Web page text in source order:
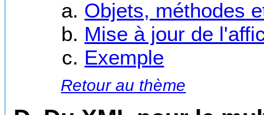
Objets, méthodes
Mise à jour de
Exemple
Retour au thème